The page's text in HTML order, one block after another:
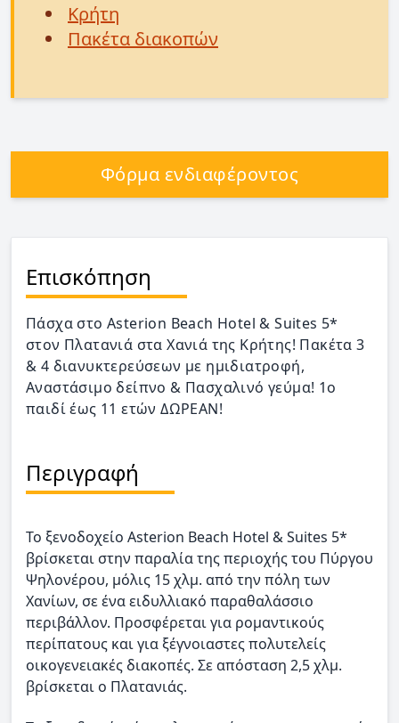
Κρήτη
Πακέτα διακοπών
Φόρμα ενδιαφέροντος
Επισκόπηση
Πάσχα στο Asterion Beach Hotel & Suites 5*
στον Πλατανιά στα Χανιά της Κρήτης! Πακέτα 3
& 4 διανυκτερεύσεων με ημιδιατροφή,
Αναστάσιμο δείπνο & Πασχαλινό γεύμα! 1ο
παιδί έως 11 ετών ΔΩΡΕΑΝ!
Περιγραφή
Το ξενοδοχείο Asterion Beach Hotel & Suites 5*
βρίσκεται στην παραλία της περιοχής του Πύργου
Ψηλονέρου, μόλις 15 χλμ. από την πόλη των
Χανίων, σε ένα ειδυλλιακό παραθαλάσσιο
περιβάλλον. Προσφέρεται για ρομαντικούς
περίπατους και για ξέγνοιαστες πολυτελείς
οικογενειακές διακοπές. Σε απόσταση 2,5 χλμ.
βρίσκεται ο Πλατανιάς.